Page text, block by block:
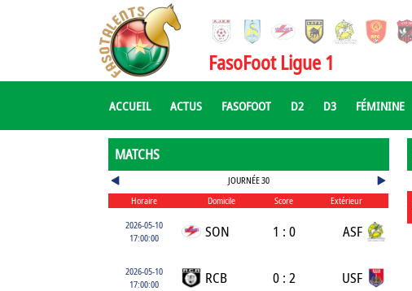
FasoFoot Ligue 1
ACCUEIL ACTUS FASOFOOT D2 D3 FÉMININE
MATCHS
JOURNÉE 30
Horaire
Domicile Score
Extérieur
2026-05-10
17:00:00
SON 1 : 0 ASF
2026-05-10
17:00:00
RCB 0 : 2 USF